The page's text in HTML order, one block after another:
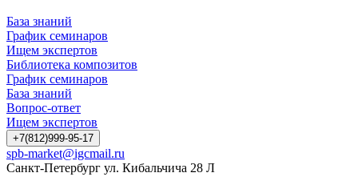
База знаний
График семинаров
Ищем экспертов
Библиотека композитов
График семинаров
База знаний
Вопрос-ответ
Ищем экспертов
+7(812)999-95-17
spb-market@igcmail.ru
Санкт-Петербург ул. Кибальчича 28 Л